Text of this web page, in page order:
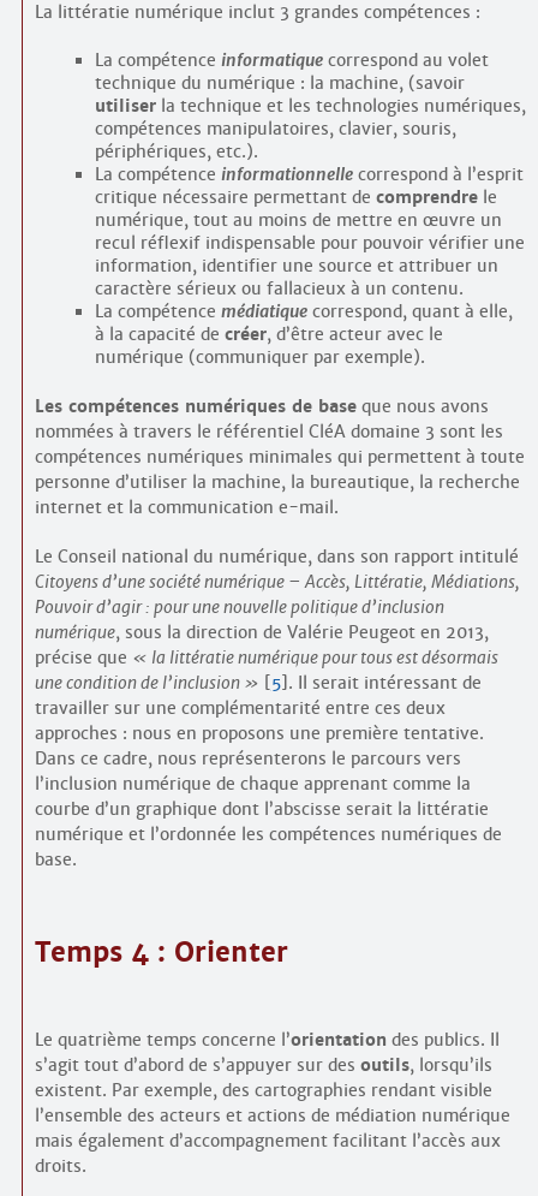
La littératie numérique inclut 3 grandes compétences :
La compétence informatiquecorrespond au volet
technique du numérique : la machine, (savoir
utiliserla technique et les technologies numériques,
compétences manipulatoires, clavier, souris,
périphériques, etc.).
La compétence informationnellecorrespond à l’esprit
critique nécessaire permettant de comprendrele
numérique, tout au moins de mettre en œuvre un
recul réflexif indispensable pour pouvoir vérifier une
information, identifier une source et attribuer un
caractère sérieux ou fallacieux à un contenu.
La compétence médiatiquecorrespond, quant à elle,
à la capacité de créer, d’être acteur avec le
numérique (communiquer par exemple).
Les compétences numériques de baseque nous avons
nommées à travers le référentiel CléA domaine 3 sont les
compétences numériques minimales qui permettent à toute
personne d’utiliser la machine, la bureautique, la recherche
internet et la communication e-mail.
Le Conseil national du numérique, dans son rapport intitulé
Citoyens d’une société numérique – Accès, Littératie, Médiations,
Pouvoir d’agir : pour une nouvelle politique d’inclusion
numérique, sous la direction de Valérie Peugeot en 2013,
précise que
la littératie numérique pour tous est désormais
une condition de l’inclusion
5] . Il serait intéressant de
travailler sur une complémentarité entre ces deux
approches : nous en proposons une première tentative.
Dans ce cadre, nous représenterons le parcours vers
l’inclusion numérique de chaque apprenant comme la
courbe d’un graphique dont l’abscisse serait la littératie
numérique et l’ordonnée les compétences numériques de
base.
Temps 4 : Orienter
Le quatrième temps concerne l’orientation des publics. Il
s’agit tout d’abord de s’appuyer sur des outils, lorsqu’ils
existent. Par exemple, des cartographies rendant visible
l’ensemble des acteurs et actions de médiation numérique
mais également d’accompagnement facilitant l’accès aux
droits.